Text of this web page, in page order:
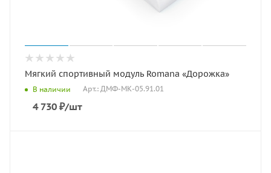
Мягкий спортивный модуль Romana «Дорожка»
В наличии Арт.: ДМФ-МК-05.91.01
4 730 ₽/шт